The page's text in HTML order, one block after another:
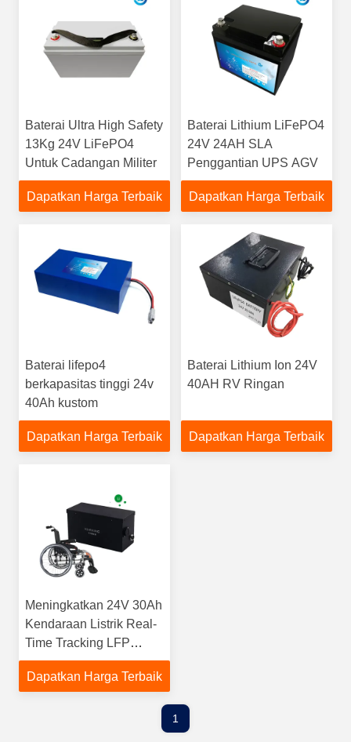
Baterai Ultra High Safety
13Kg 24V LiFePO4
Untuk Cadangan Militer
Dapatkan Harga Terbaik
Baterai Lithium LiFePO4
24V 24AH SLA
Penggantian UPS AGV
Dapatkan Harga Terbaik
Baterai lifepo4
berkapasitas tinggi 24v
40Ah kustom
Dapatkan Harga Terbaik
Baterai Lithium Ion 24V
40AH RV Ringan
Dapatkan Harga Terbaik
Meningkatkan 24V 30Ah
Kendaraan Listrik Real-
Time Tracking LFP
Baterai Untuk Kursi
Roda Isi ulang
Dapatkan Harga Terbaik
1